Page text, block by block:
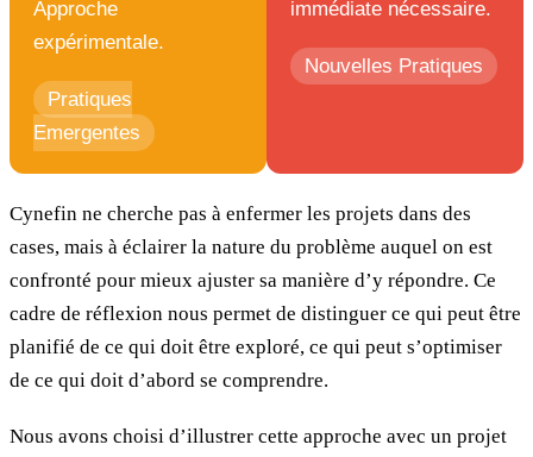
Approche
expérimentale.
Pratiques
Emergentes
immédiate nécessaire.
Nouvelles Pratiques
Cynefin ne cherche pas à enfermer les projets dans des
cases, mais à éclairer la nature du problème auquel on est
confronté pour mieux ajuster sa manière d’y répondre. Ce
cadre de réflexion nous permet de distinguer ce qui peut être
planifié de ce qui doit être exploré, ce qui peut s’optimiser
de ce qui doit d’abord se comprendre.
Nous avons choisi d’illustrer cette approche avec un projet